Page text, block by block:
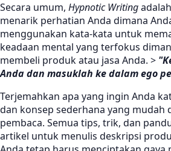
Secara umum, Hypnotic Writing
menarik perhatian Anda dimana
menggunakan kata-kata untuk
keadaan mental yang terfokus
membeli produk atau jasa Anda. >
Anda dan masuklah ke dalam ego
Terjemahkan apa yang ingin Anda
dan konsep sederhana yang mudah
pembaca. Semua tips, trik, dan
artikel untuk menulis deskripsi